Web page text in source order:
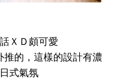
ＸＤ頗可愛
的，這樣的設計有濃
式氣氛